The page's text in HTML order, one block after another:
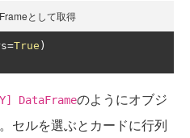
として取得
=True )
DataFrameのようにオブジ
セルを選ぶとカードに行列